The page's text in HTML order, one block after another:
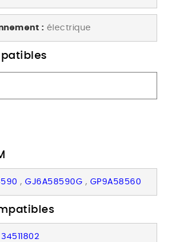
: électrique
, GJ6A58590G , GP9A58560
34511802